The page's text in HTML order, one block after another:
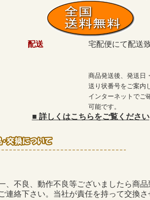
配送 宅配便にて配送
商品発送後、発送日
送り状番号をご案内
インターネットでご
可能です。
■ 詳しくはこちらをご覧ください
、不良、動作不良等ございましたら商品
連絡下さい。当社が責任を持って交換さ